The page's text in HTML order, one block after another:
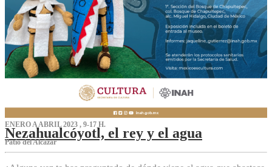
ENERO A ABRIL 2023 , 9-17 H.
Nezahualcóyotl, el rey y el agua
Patio del Alcázar